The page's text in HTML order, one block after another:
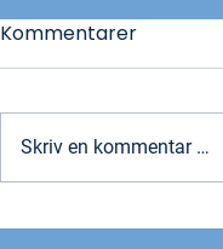
Hever lønna til 413
Kommentarer
Skriv en kommentar …